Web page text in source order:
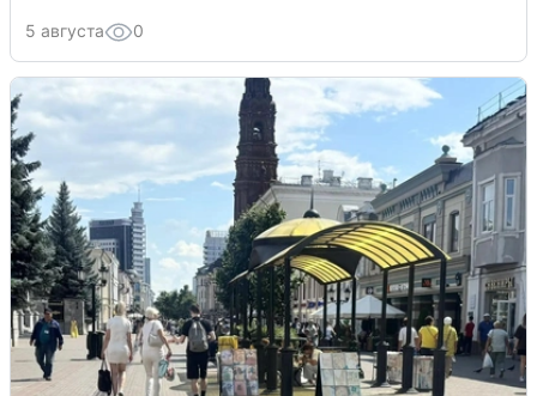
5 августа 0